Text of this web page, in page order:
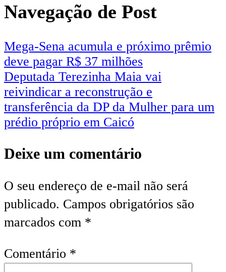
Navegação de Post
Mega-Sena acumula e próximo prêmio
deve pagar R$ 37 milhões
Deputada Terezinha Maia vai
reivindicar a reconstrução e
transferência da DP da Mulher para um
prédio próprio em Caicó
Deixe um comentário
O seu endereço de e-mail não será
publicado. Campos obrigatórios são
marcados com *
Comentário *